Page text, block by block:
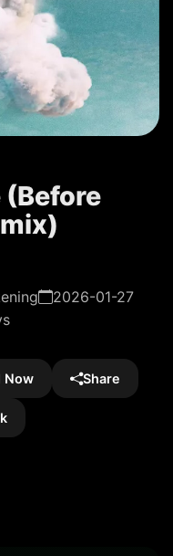
2026-01-27
Now Share